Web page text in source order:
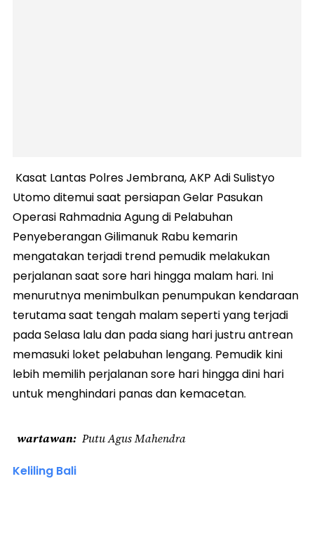
Kasat Lantas Polres Jembrana, AKP Adi Sulistyo
Utomo ditemui saat persiapan Gelar Pasukan
Operasi Rahmadnia Agung di Pelabuhan
Penyeberangan Gilimanuk Rabu kemarin
mengatakan terjadi trend pemudik melakukan
perjalanan saat sore hari hingga malam hari. Ini
menurutnya menimbulkan penumpukan kendaraan
terutama saat tengah malam seperti yang terjadi
pada Selasa lalu dan pada siang hari justru antrean
memasuki loket pelabuhan lengang. Pemudik kini
lebih memilih perjalanan sore hari hingga dini hari
untuk menghindari panas dan kemacetan.
wartawan Putu Agus Mahendra
Keliling Bali